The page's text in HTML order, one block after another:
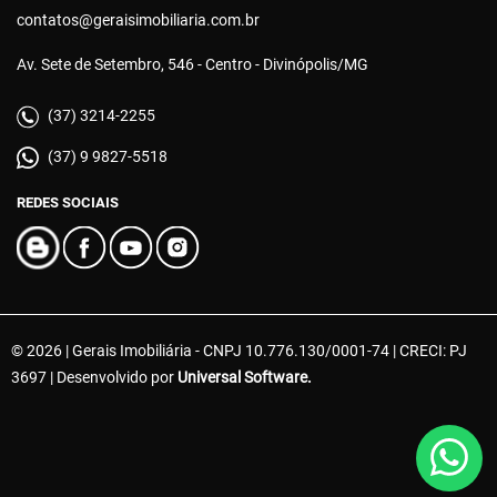
contatos@geraisimobiliaria.com.br
Av. Sete de Setembro, 546 - Centro - Divinópolis/MG
(37) 3214-2255
(37) 9 9827-5518
REDES SOCIAIS
© 2026 | Gerais Imobiliária - CNPJ 10.776.130/0001-74 | CRECI: PJ
3697 | Desenvolvido por Universal Software.